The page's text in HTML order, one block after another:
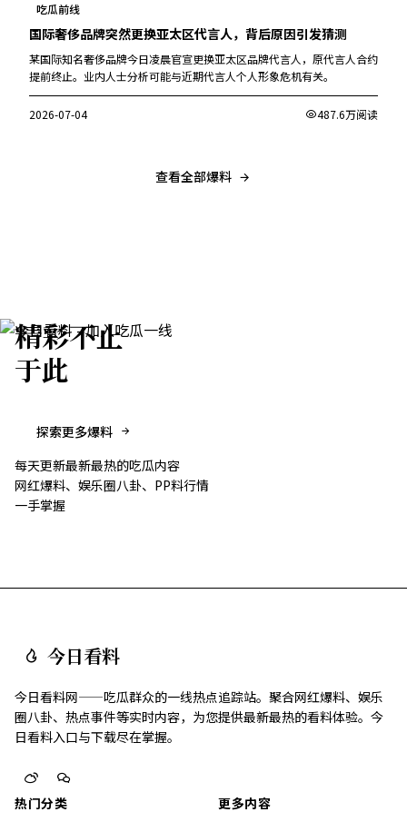
吃瓜前线
国际奢侈品牌突然更换亚太区代言人，背后原因引发猜测
某国际知名奢侈品牌今日凌晨官宣更换亚太区品牌代言人，原代言人合约
提前终止。业内人士分析可能与近期代言人个人形象危机有关。
2026-07-04 487.6万阅读
查看全部爆料
精彩不止
于此
探索更多爆料
每天更新最新最热的吃瓜内容
网红爆料、娱乐圈八卦、PP料行情
一手掌握
今日看料
今日看料网——吃瓜群众的一线热点追踪站。聚合网红爆料、娱乐
圈八卦、热点事件等实时内容，为您提供最新最热的看料体验。今
日看料入口与下载尽在掌握。
热门分类 更多内容